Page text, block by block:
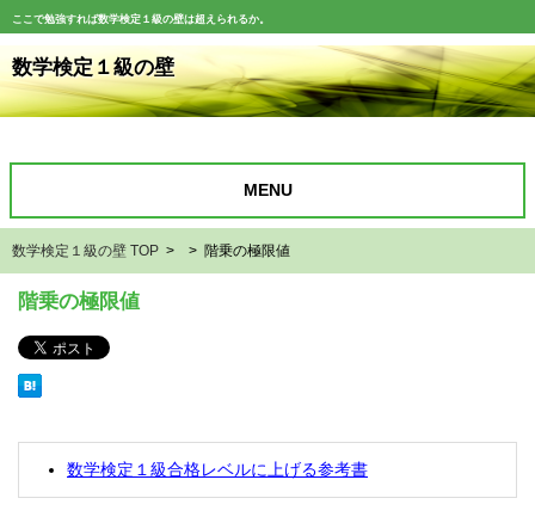
ここで勉強すれば数学検定１級の壁は超えられるか。
数学検定１級の壁
MENU
数学検定１級の壁 TOP > > 階乗の極限値
階乗の極限値
数学検定１級合格レベルに上げる参考書